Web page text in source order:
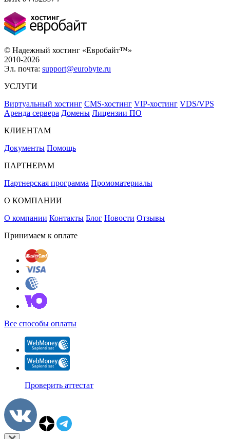
© Надежный хостинг «Евробайт™»
2010-2026
Эл. почта: support@eurobyte.ru
УСЛУГИ
Виртуальный хостинг CMS-хостинг VIP-хостинг VDS/VPS
Аренда сервера Домены Лицензии ПО
КЛИЕНТАМ
Документы Помощь
ПАРТНЕРАМ
Партнерская программа Промоматериалы
О КОМПАНИИ
О компании Контакты Блог Новости Отзывы
Принимаем к оплате
Все способы оплаты
Проверить аттестат